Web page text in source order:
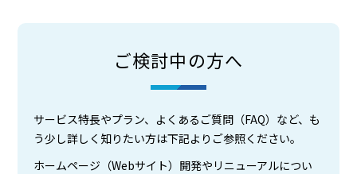
ご検討中の方へ
サービス特長やプラン、よくあるご質問（FAQ）など、も
う少し詳しく知りたい方は下記よりご参照ください。
ホームページ（Webサイト）開発やリニューアルについ